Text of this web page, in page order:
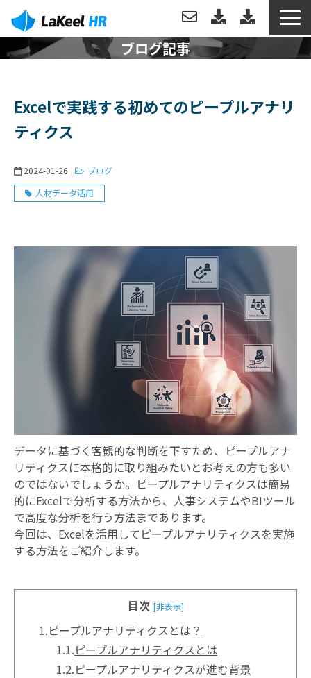
トップ
機能
分析例
お役立ち情報
ブログ記事
Excelで実践する初めてのピープルアナリ
ティクス
2024-01-26
ブログ
人材データ活用
データに基づく客観的な判断を下すため、ピープルアナ
リティクスに本格的に取り組みたいとお考えの方も多い
のではないでしょうか。ピープルアナリティクスは簡易
的にExcelで分析する方法から、人事システムやBIツール
で高度な分析を行う方法まであります。
今回は、Excelを活用してピープルアナリティクスを実施
する方法をご紹介します。
目次 [非表示]
1.ピープルアナリティクスとは？
1.1.ピープルアナリティクスとは
1.2.ピープルアナリティクスが進む背景